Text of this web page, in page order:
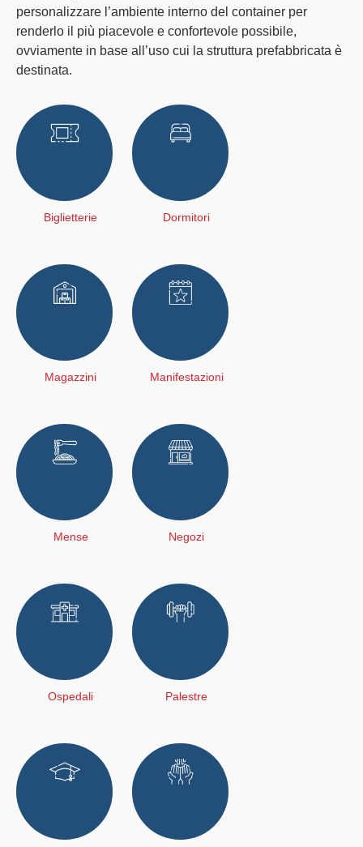
personalizzare l’ambiente interno del container per
renderlo il più piacevole e confortevole possibile,
ovviamente in base all’uso cui la struttura prefabbricata è
destinata.
Biglietterie Dormitori
Magazzini Manifestazioni
Mense Negozi
Ospedali Palestre